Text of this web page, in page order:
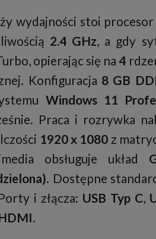
wydajności stoi procesor
2.4 GHz, a gdy
opierając się na4
Konfiguracja 8 GB
Windows 11
Praca i rozrywka
1920 x 1080 z
obsługuje układ
. Dostępne
i złącza: USB Typ C,
.